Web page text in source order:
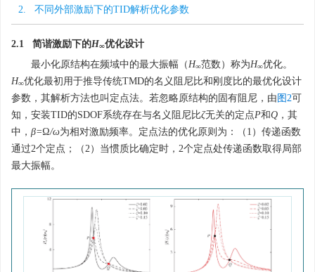
2. 不同外部激励下的TID解析优化参数
2.1 简谐激励下的H∞优化设计
最小化原结构在频域中的最大振幅（ H∞范数）称为H∞优化。
H∞优化最初用于推导传统TMD的名义阻尼比和刚度比的最优化设计
参数，其解析方法也叫定点法。若忽略原结构的固有阻尼，由图2可
知，安装TID的SDOF系统存在与名义阻尼比ζ无关的定点P和Q ，其
中， β=Ω/ω为相对激励频率。定点法的优化原则为：（1）传递函数
通过2个定点；（2）当惯质比确定时，2个定点处传递函数取得局部
最大振幅。